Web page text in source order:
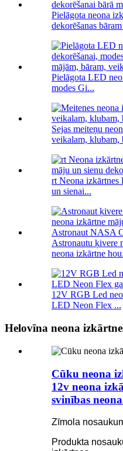
Pielāgota neona
dekorēšanas
Pielāgota LED
modes Gi...
Sejas meiteņu
veikalam, klubam,
rt Neona izkārtnes
un sienai...
Astronautu ķivere
neona izkārtne
12V RGB Led
LED Neon Flex ...
Helovīna neona
Cūku neona
12v neona
svinības
Zīmola
Produkta